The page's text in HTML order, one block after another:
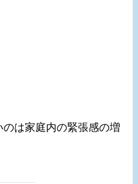
は家庭内の緊張感の増